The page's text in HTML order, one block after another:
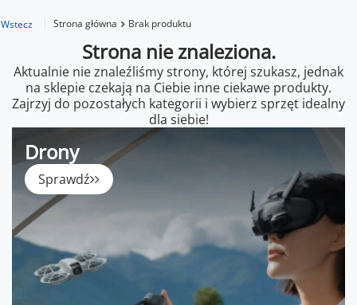
Wstecz Strona główna Brak produktu
Strona nie znaleziona.
Aktualnie nie znaleźliśmy strony, której szukasz, jednak
na sklepie czekają na Ciebie inne ciekawe produkty.
Zajrzyj do pozostałych kategorii i wybierz sprzęt idealny
dla siebie!
Drony
Sprawdź